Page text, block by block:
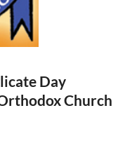
Day
Church